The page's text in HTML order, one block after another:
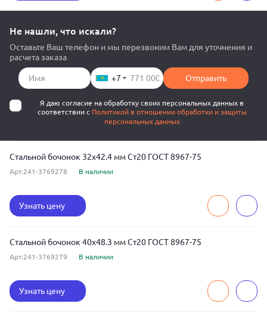
Не нашли, что искали?
Оставьте Ваш телефон и мы перезвоним Вам для уточнения и
расчета заказа
+7 Отправить
Я даю согласие на обработку своих персональных данных в
соответствии с Политикой в отношении обработки и защиты
персональных данных
Стальной бочонок 32x42.4 мм Ст20 ГОСТ 8967-75
Арт.241-3769278 В наличии
Узнать цену
Стальной бочонок 40x48.3 мм Ст20 ГОСТ 8967-75
Арт.241-3769279 В наличии
Узнать цену